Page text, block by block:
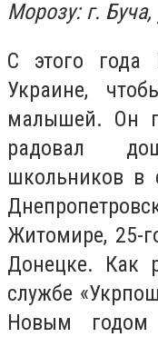
Морозу: г. Буча,
С этого
Украине,
малышей. Он
радовал
школьников в
Житомире, 25-
Донецке. Как
службе
Новым годом